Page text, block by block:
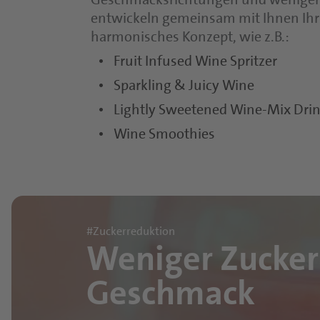
entwickeln gemeinsam mit Ihnen
harmonisches Konzept, wie z.B.:
Fruit Infused Wine Spritzer
Sparkling & Juicy Wine
Lightly Sweetened Wine-Mix
Wine Smoothies
#Zuckerreduktion
Weniger
Geschmack